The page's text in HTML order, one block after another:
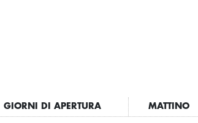
GIORNI DI APERTURA MATTINO